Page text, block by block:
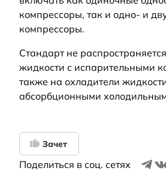
компрессоры, так и одно- и
компрессоры.
Стандарт не
жидкости с испарительными
также на охладители
абсорбционными
Зачет
Поделиться в соц. сетях